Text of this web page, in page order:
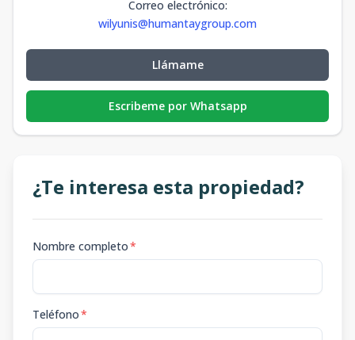
Correo electrónico:
wilyunis@humantaygroup.com
Llámame
Escribeme por Whatsapp
¿Te interesa esta propiedad?
Nombre completo*
Teléfono*